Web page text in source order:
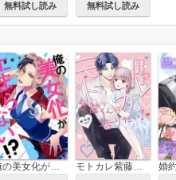
無料試し読み 無料試し読み
俺の美女化が止まらない!? モトカレ紫藤くんに告りたい！ ～カップルユーチューバー始めました～